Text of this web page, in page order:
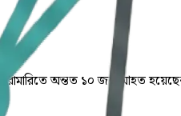
অন্তত ১০ জন আহত